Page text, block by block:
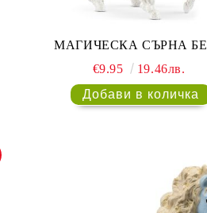
МАГИЧЕСКА СЪРНА
€9.95
19.46лв.